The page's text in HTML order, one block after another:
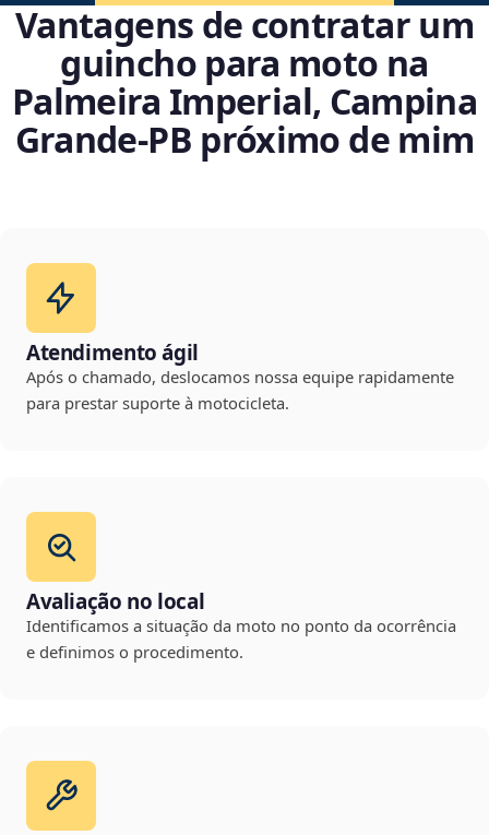
Vantagens de contratar um
guincho para moto na
Palmeira Imperial, Campina
Grande‑PB próximo de mim
Atendimento ágil
Após o chamado, deslocamos nossa equipe rapidamente
para prestar suporte à motocicleta.
Avaliação no local
Identificamos a situação da moto no ponto da ocorrência
e definimos o procedimento.